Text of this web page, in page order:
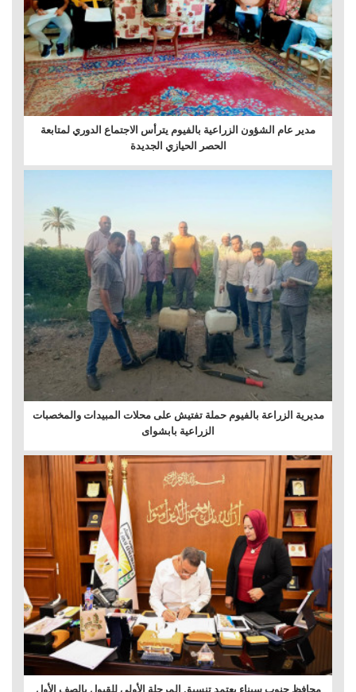
مدير عام الشؤون الزراعية بالفيوم يترأس الاجتماع الدوري لمتابعة
الحصر الحيازي الجديدة
مديرية الزراعة بالفيوم حملة تفتيش على محلات المبيدات والمخصبات
الزراعية بابشواى
محافظ جنوب سيناء يعتمد تنسيق المرحلة الأولى للقبول بالصف الأول